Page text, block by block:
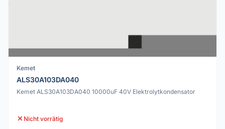
Kemet
ALS30A103DA040
Kemet ALS30A103DA040 10000uF 40V Elektrolytkondensator
Nicht vorrätig